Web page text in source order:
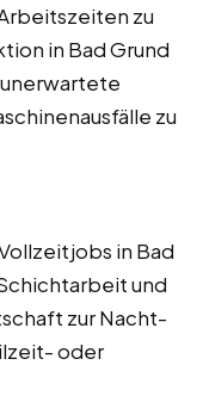
zu
in Bad Grund
zu
in Bad
und
zur Nacht-
oder